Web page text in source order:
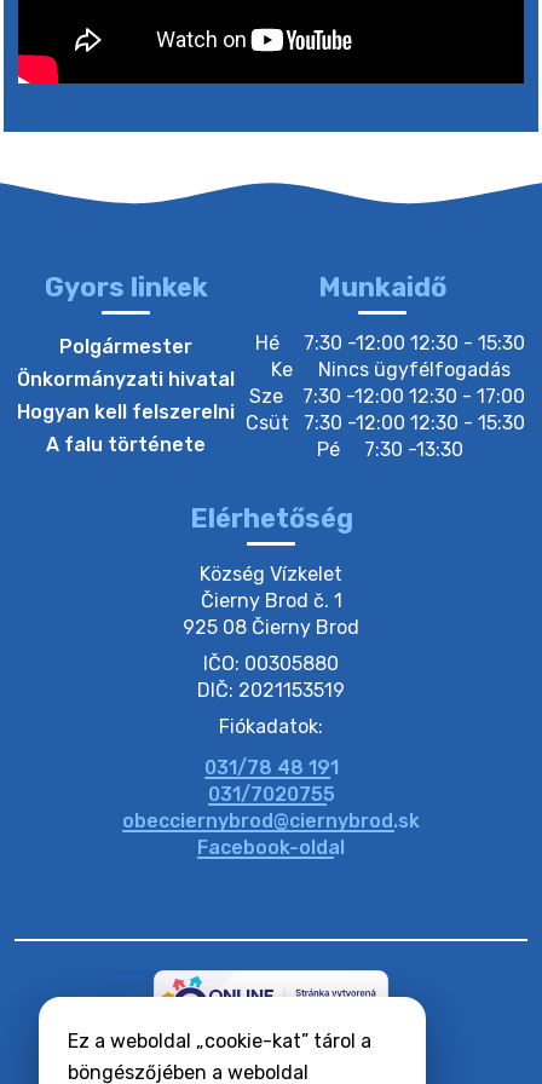
Ez a weboldal „cookie-kat” tárol a
böngészőjében a weboldal
5. augusztus 2026 05:00
22. július 2026 16:26
20. július 2026 12:40
20. július 2026 11:53
20. július 2026 11:48
Gyors linkek
Polgármester
Önkormányzati hivatal
Hogyan kell felszerelni
A falu története
Munkaidő
Hé
7:30 -12:00 12:30 - 15:30
Ke
Nincs ügyfélfogadás
Sze
7:30 -12:00 12:30 - 17:00
Csüt
7:30 -12:00 12:30 - 15:30
Pé
7:30 -13:30
Elérhetőség
Község Vízkelet
Čierny Brod č. 1
925 08 Čierny Brod
IČO: 00305880
DIČ: 2021153519
Fiókadatok:
031/78 48 191
031/7020755
obecciernybrod@ciernybrod.sk
Facebook-oldal
RSS hírcsatornák